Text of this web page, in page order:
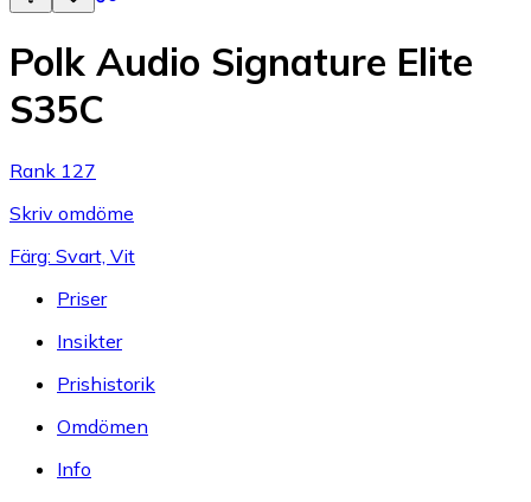
Polk Audio Signature Elite
S35C
Rank 127
Skriv omdöme
Färg: Svart, Vit
Priser
Insikter
Prishistorik
Omdömen
Info